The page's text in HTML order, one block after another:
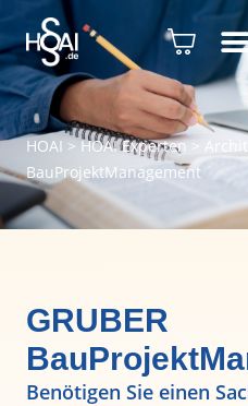
HOAI > HOAI Experten>
BauProjektManagement
GRUBER
Benötigen Sie einen